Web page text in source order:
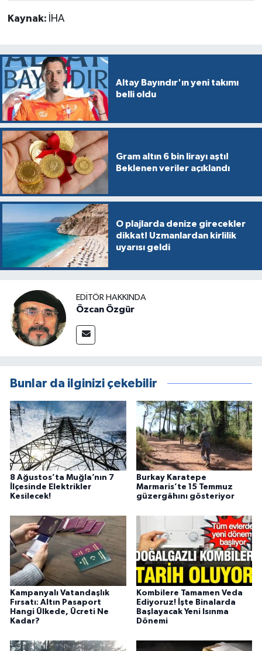
Kaynak: İHA
Altay Bayındır'ın yeni takımı
belli oldu
Gram altın 6 bin lirayı aştı!
Beklenen veriler açıklandı
O plajlarda denize girecekler
dikkat! Uzmanlardan kirlilik
uyarısı geldi
EDITÖR HAKKINDA
Özcan Özgür
Bunlar da ilginizi çekebilir
8 Ağustos’ta Muğla’nın 7
İlçesinde Elektrikler
Kesilecek!
Burkay Karatepe
Marmaris’te 15 Temmuz
güzergâhını gösteriyor
Kampanyalı Vatandaşlık
Fırsatı: Altın Pasaport
Hangi Ülkede, Ücreti Ne
Kadar?
Kombilere Tamamen Veda
Ediyoruz! İşte Binalarda
Başlayacak Yeni Isınma
Dönemi